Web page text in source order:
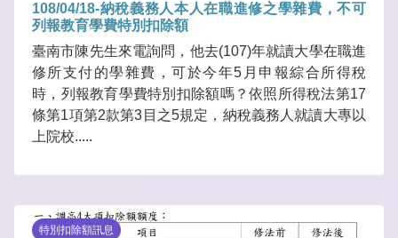
108/04/18-納稅義務人本人在職進修之學雜費，不可
列報教育學費特別扣除額
臺南市陳先生來電詢問，他去(107)年就讀大學在職進
修所支付的學雜費，可於今年5月申報綜合所得稅
時，列報教育學費特別扣除額嗎？依照所得稅法第17
條第1項第2款第3目之5規定，納稅義務人就讀大專以
上院校.....
特別扣除額訊息